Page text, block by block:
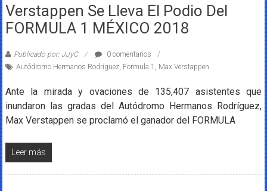
Verstappen Se Lleva El Podio Del
FORMULA 1 MÉXICO 2018
Publicado por: JJyC
0 comentarios
Autódromo Hermanos Rodríguez, Formula 1 , Max Verstappen
Ante la mirada y ovaciones de 135,407 asistentes que
inundaron las gradas del Autódromo Hermanos Rodríguez,
Max Verstappen se proclamó el ganador del FORMULA
Leer más